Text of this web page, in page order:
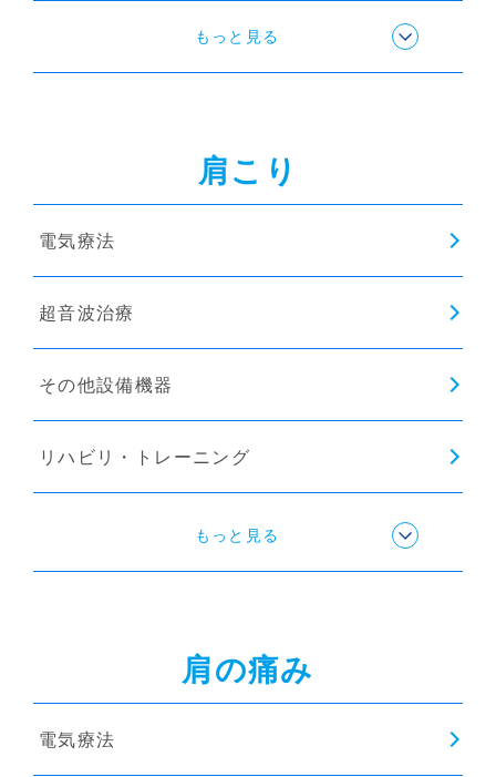
もっと見る
肩こり
電気療法
超音波治療
その他設備機器
リハビリ・トレーニング
インソール
もっと見る
肩の痛み
電気療法